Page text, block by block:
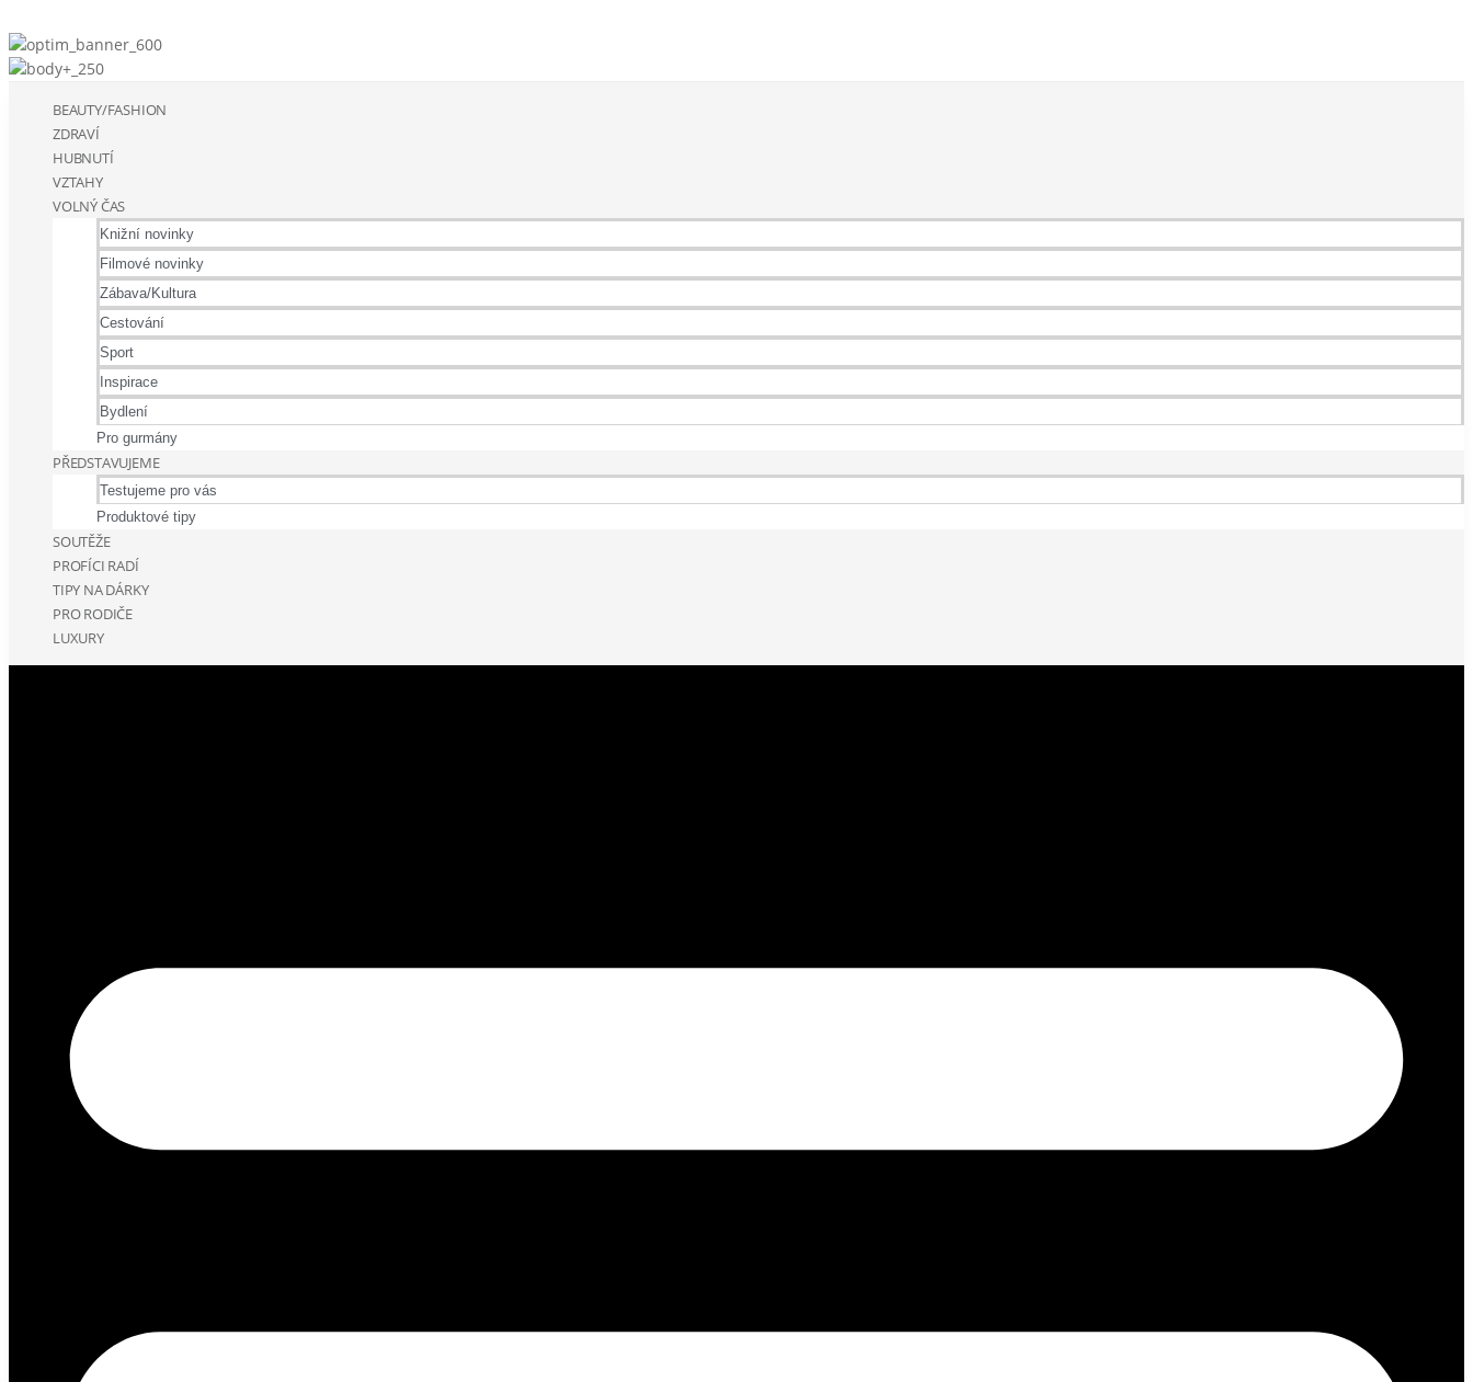
BEAUTY/FASHION
ZDRAVÍ
HUBNUTÍ
VZTAHY
VOLNÝ ČAS
Knižní novinky
Filmové novinky
Zábava/Kultura
Cestování
Sport
Inspirace
Bydlení
Pro gurmány
PŘEDSTAVUJEME
Testujeme pro vás
Produktové tipy
SOUTĚŽE
PROFÍCI RADÍ
TIPY NA DÁRKY
PRO RODIČE
LUXURY